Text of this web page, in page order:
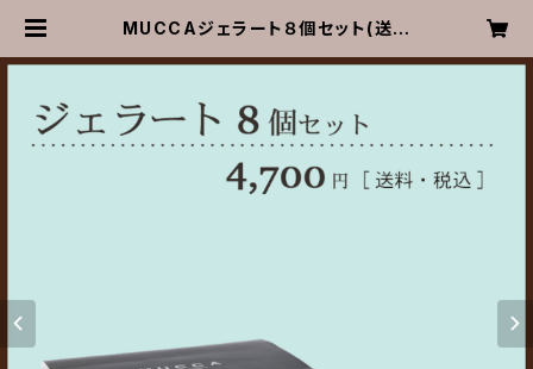
MUCCAジェラート８個セット(送料
い 内祝い 出産祝い 結婚祝い
斗付き のし のし付き ギフト 贈
り物 お返し】 | 有限会社広野牧場
オンラインショップ